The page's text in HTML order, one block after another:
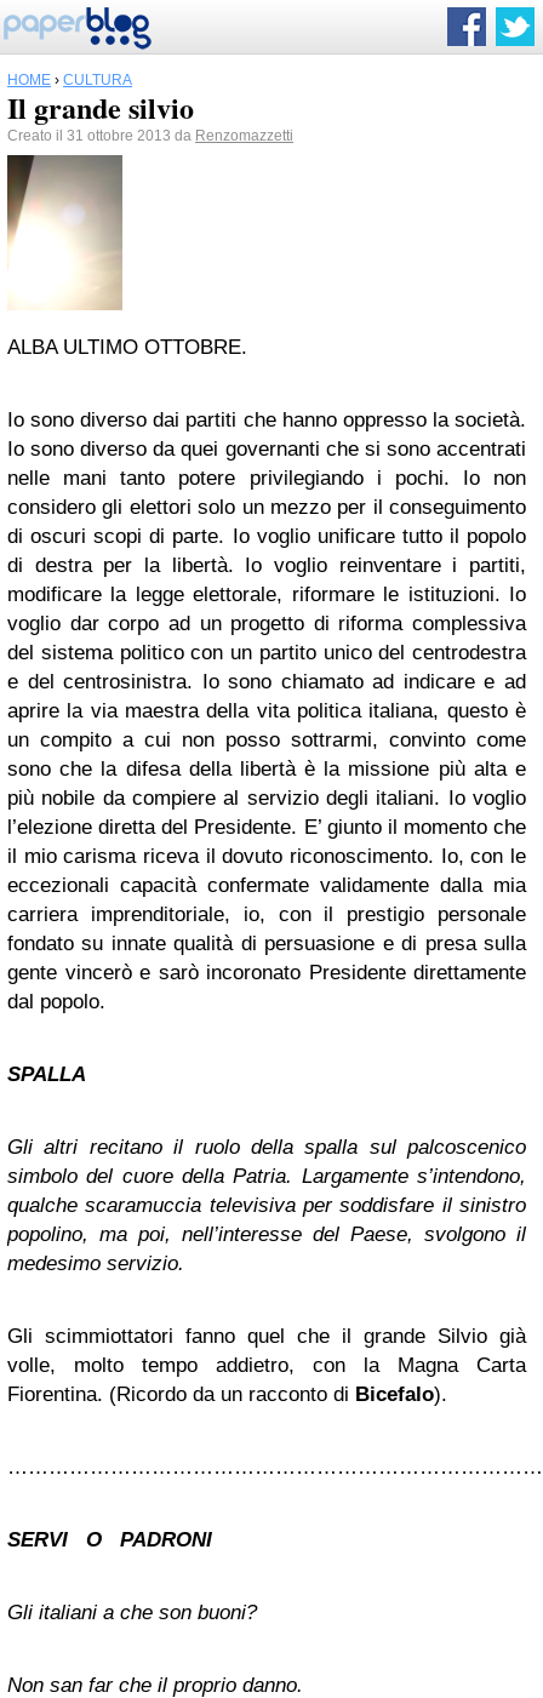
HOME › CULTURA
Il grande silvio
Creato il 31 ottobre 2013 da Renzomazzetti
ALBA ULTIMO OTTOBRE.
Io sono diverso dai partiti che hanno oppresso la società.
Io sono diverso da quei governanti che si sono accentrati
nelle mani tanto potere privilegiando i pochi. Io non
considero gli elettori solo un mezzo per il conseguimento
di oscuri scopi di parte. Io voglio unificare tutto il popolo
di destra per la libertà. Io voglio reinventare i partiti,
modificare la legge elettorale, riformare le istituzioni. Io
voglio dar corpo ad un progetto di riforma complessiva
del sistema politico con un partito unico del centrodestra
e del centrosinistra. Io sono chiamato ad indicare e ad
aprire la via maestra della vita politica italiana, questo è
un compito a cui non posso sottrarmi, convinto come
sono che la difesa della libertà è la missione più alta e
più nobile da compiere al servizio degli italiani. Io voglio
l’elezione diretta del Presidente. E’ giunto il momento che
il mio carisma riceva il dovuto riconoscimento. Io, con le
eccezionali capacità confermate validamente dalla mia
carriera imprenditoriale, io, con il prestigio personale
fondato su innate qualità di persuasione e di presa sulla
gente vincerò e sarò incoronato Presidente direttamente
dal popolo.
SPALLA
Gli altri recitano il ruolo della spalla sul palcoscenico
simbolo del cuore della Patria. Largamente s’intendono,
qualche scaramuccia televisiva per soddisfare il sinistro
popolino, ma poi, nell’interesse del Paese, svolgono il
medesimo servizio.
Gli scimmiottatori fanno quel che il grande Silvio già
volle, molto tempo addietro, con la Magna Carta
Fiorentina. (Ricordo da un racconto di Bicefalo).
SERVI O PADRONI
Gli italiani a che son buoni?
Non san far che il proprio danno.